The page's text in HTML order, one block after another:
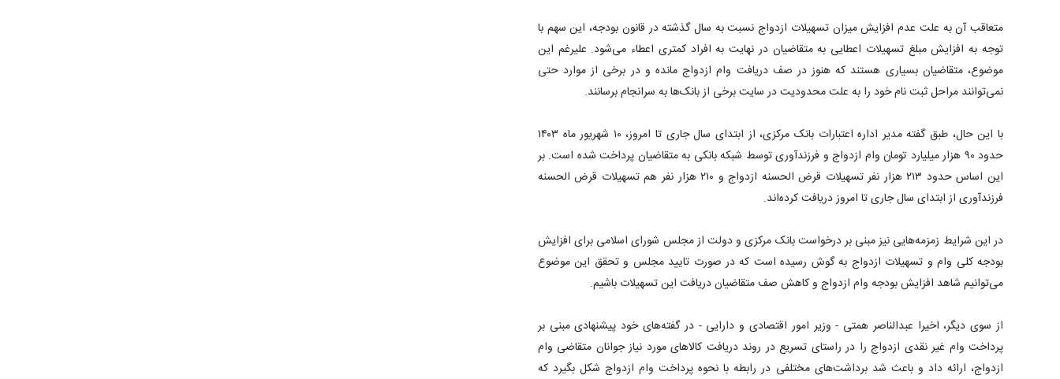
متعاقب آن به علت عدم افزایش میزان تسهیلات ازدواج نسبت به سال گذشته در قانون بودجه، این سهم با
توجه به افزایش مبلغ تسهیلات اعطایی به متقاضیان در نهایت به افراد کمتری اعطاء می‌شود. علیرغم این
موضوع، متقاضیان بسیاری هستند که هنوز در صف دریافت وام ازدواج مانده و در برخی از موارد حتی
نمی‌توانند مراحل ثبت نام خود را به علت محدودیت در سایت برخی از بانک‌ها به سرانجام برسانند.
با این حال، طبق گفته مدیر اداره اعتبارات بانک مرکزی، از ابتدای سال جاری تا امروز، ۱۰ شهریور ماه ۱۴۰۳
حدود ۹۰ هزار میلیارد تومان وام ازدواج و فرزندآوری توسط شبکه بانکی به متقاضیان پرداخت شده است. بر
این اساس حدود ۲۱۳ هزار نفر تسهیلات قرض الحسنه ازدواج و ۲۱۰ هزار نفر هم تسهیلات قرض الحسنه
فرزندآوری از ابتدای سال جاری تا امروز دریافت کرده‌اند.
در این شرایط زمزمه‌هایی نیز مبنی بر درخواست بانک مرکزی و دولت از مجلس شورای اسلامی برای افزایش
بودجه کلی وام و تسهیلات ازدواج به گوش رسیده است که در صورت تایید مجلس و تحقق این موضوع
می‌توانیم شاهد افزایش بودجه وام ازدواج و کاهش صف متقاضیان دریافت این تسهیلات باشیم.
از سوی دیگر، اخیرا عبدالناصر همتی - وزیر امور اقتصادی و دارایی - در گفته‌های خود پیشنهادی مبنی بر
پرداخت وام غیر نقدی ازدواج را در راستای تسریع در روند دریافت کالا‌های مورد نیاز جوانان متقاضی وام
ازدواج، ارائه داد و باعث شد برداشت‌های مختلفی در رابطه با نحوه پرداخت وام ازدواج شکل بگیرد که